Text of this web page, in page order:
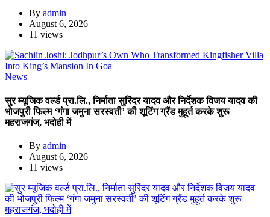
By admin
August 6, 2026
11 views
News
सुर म्यूजिक वर्ल्ड प्रा.लि., निर्माता सुरिंदर यादव और निर्देशक विजय यादव की
भोजपुरी फिल्म ‘गंगा जमुना सरस्वती’ की शूटिंग ग्रैंड मुहूर्त करके शुरू
महराजगंज, भदोही में
By admin
August 6, 2026
11 views